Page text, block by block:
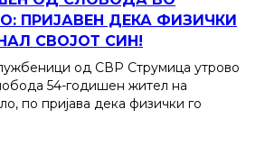
ПРИЈАВЕН ДЕКА ФИЗИЧКИ
СВОЈОТ СИН!
од СВР Струмица утрово
54-годишен жител на
по пријава дека физички го